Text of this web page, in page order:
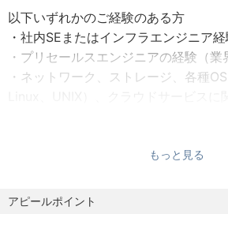
ます。
・プリセールス部門はすべて本店に集
応じて営業と顧客先を訪問します（現
商談が中心）
ある環境で、九州エリアに特化した顧
性もあるため、幅広い技術に精通した
・福岡市中央区舞鶴三丁目9番39号
※ジョブローテーション制度による将
能性あり。
・管理職（グループ長）950万円
以下いずれかのご経験のある方
・社内SEまたはインフラエンジニア経
・プリセールスエンジニアの経験（業
・ネットワーク、ストレージ、各種
・ネットワーク、サーバ、ストレージ
・ネットワーク設計（特に通信事業者
もっと見る
アピールポイント